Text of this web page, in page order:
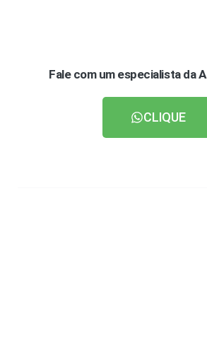
Fale com um especialista da
CLIQUE